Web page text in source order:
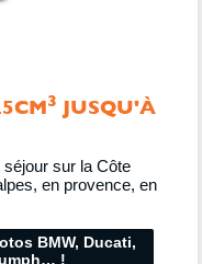
3 JUSQU'À
sur la Côte
en provence, en
BMW, Ducati,
!